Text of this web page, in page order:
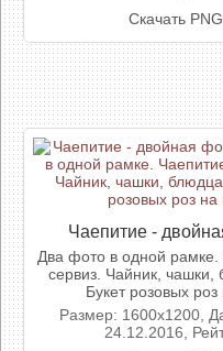
Скачать
Чаепитие -
Два фото в одной
сервиз. Чайник, чашки,
Букет розовых роз
Размер: 1600x1200,
24.12.2016,